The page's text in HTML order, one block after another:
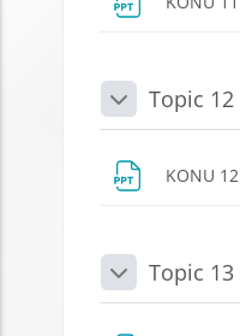
DaraltTopic 12
KONU 12
DaraltTopic 13